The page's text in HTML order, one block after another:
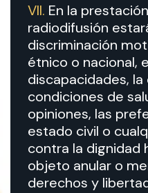
VII. En la
radiodifusión
discriminación
étnico o nacional,
discapacidades,
condiciones de
opiniones, las
estado civil o
contra la dignidad
objeto anular o
derechos y